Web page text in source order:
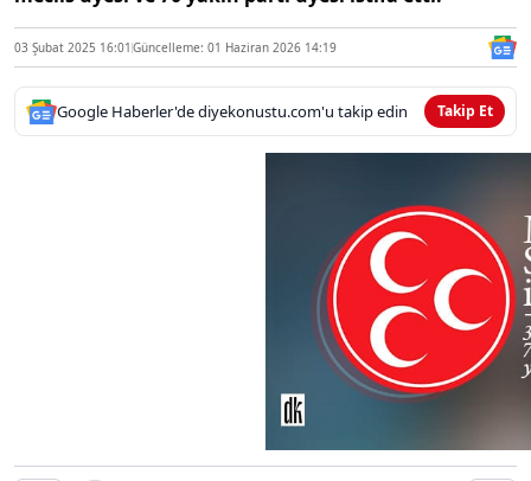
03 Şubat 2025 16:01 Güncelleme: 01 Haziran 2026 14:19
Google Haberler'de diyekonustu.com'u takip edin Takip Et